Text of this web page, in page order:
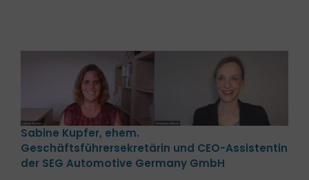
Sabine Kupfer, ehem.
Geschäftsführersekretärin und CEO-Assistentin
der SEG Automotive Germany GmbH